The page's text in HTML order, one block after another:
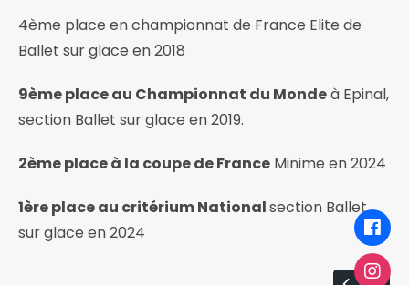
4ème place en championnat de France Elite de
Ballet sur glace en 2018
9ème place au Championnat du Mondeà Epinal,
section Ballet sur glace en 2019.
2ème place à la coupe de France Minime en 2024
1ère place au critérium Nationalsection Ballet
sur glace en 2024